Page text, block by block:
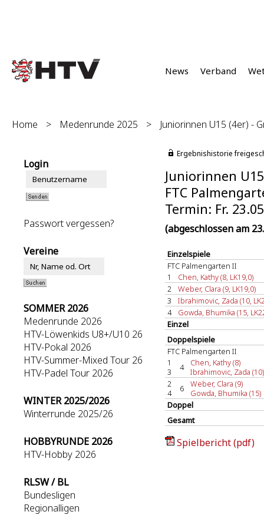
News Verband
Home > Medenrunde 2025 > Juniorinnen U15 (4er) -
Login
Passwort vergessen?
Vereine
SOMMER 2026
Medenrunde 2026
HTV-Löwenkids U8+/U10 26
HTV-Pokal 2026
HTV-Summer-Mixed Tour 26
HTV-Padel Tour 2026
WINTER 2025/2026
Winterrunde 2025/26
HOBBYRUNDE 2026
HTV-Hobby 2026
RLSW / BL
Bundesligen
Regionalligen
Ergebnishistorie
Juniorinnen
FTC
Termin: Fr.
(abgeschlossen am
Einzelspiele
FTC Palmengarten II
1
Chen, Kathy (8, LK19,0)
2
Weber, Clara (9, LK19,0)
3
Ibrahimovic, Zada (10,
4
Gowda, Bhumika (15,
Einzel
Doppelspiele
FTC Palmengarten II
1
3
4
Chen, Kathy (8)
Ibrahimovic, Zada (10)
2
4
6
Weber, Clara (9)
Gowda, Bhumika (15)
Doppel
Gesamt
Spielbericht (pdf)